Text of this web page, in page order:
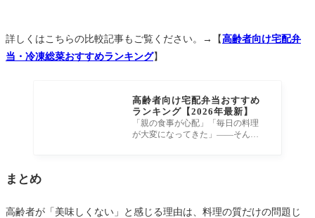
詳しくはこちらの比較記事もご覧ください。→【高齢者向け宅配弁
当・冷凍総菜おすすめランキング】
高齢者向け宅配弁当おすすめ
ランキング【2026年最新】
「親の食事が心配」「毎日の料理
が大変になってきた」——そんな
まとめ
高齢者が「美味しくない」と感じる理由は、料理の質だけの問題じ